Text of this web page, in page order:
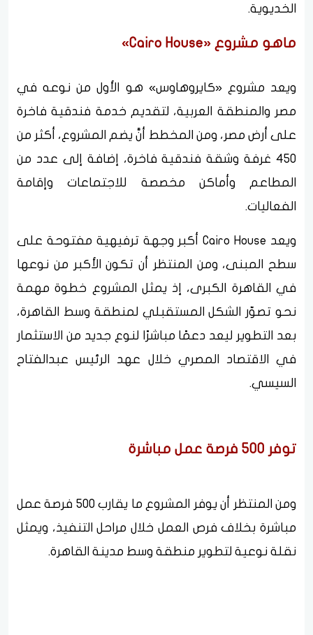
الخديوية.
ماهو مشروع «Cairo House»
ويعد مشروع «كايروهاوس» هو الأول من نوعه في
مصر والمنطقة العربية، لتقديم خدمة فندقية فاخرة
على أرض مصر، ومن المخطط أنَّ يضم المشروع، أكثر من
450 غرفة وشقة فندقية فاخرة، إضافة إلى عدد من
المطاعم وأماكن مخصصة للاجتماعات وإقامة
الفعاليات.
ويعد Cairo House أكبر وجهة ترفيهية مفتوحة على
سطح المبنى، ومن المنتظر أن تكون الأكبر من نوعها
في القاهرة الكبرى، إذ يمثل المشروع خطوة مهمة
نحو تصوّر الشكل المستقبلي لمنطقة وسط القاهرة،
بعد التطوير ليعد دعمًا مباشرًا لنوع جديد من الاستثمار
في الاقتصاد المصري خلال عهد الرئيس عبدالفتاح
السيسي.
توفر 500 فرصة عمل مباشرة
ومن المنتظر أن يوفر المشروع ما يقارب 500 فرصة عمل
مباشرة بخلاف فرص العمل خلال مراحل التنفيذ، ويمثل
نقلة نوعية لتطوير منطقة وسط مدينة القاهرة.